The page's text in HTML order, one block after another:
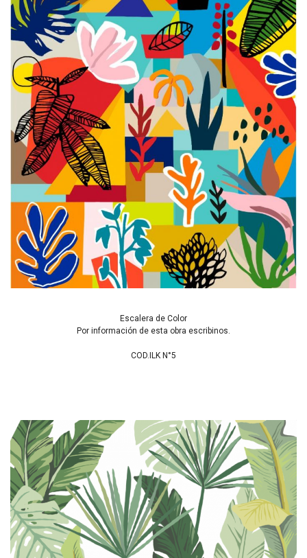
Escalera de Color
Por información de esta obra escribinos.
COD.ILK N°5